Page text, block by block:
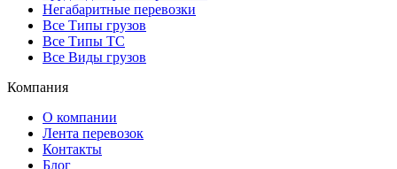
Негабаритные перевозки
Все Типы грузов
Все Типы ТС
Все Виды грузов
Компания
О компании
Лента перевозок
Контакты
Блог